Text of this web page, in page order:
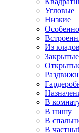
Угловые
Низкие
Из
Закрытые
В
В нишу
В
В